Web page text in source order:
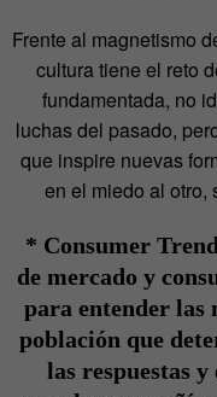
Frente al magnetismo
cultura tiene el reto
fundamentada, no
luchas del pasado,
que inspire nuevas
en el miedo al otro,
* Consumer
de mercado y
para entender las
población que
las respuestas